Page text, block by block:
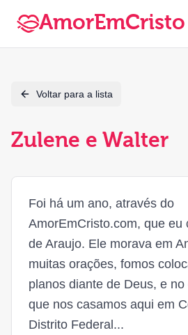
AmorEmCristo
Voltar para a lista
Zulene e Walter
Foi há um ano, através do
AmorEmCristo.com, que eu
de Araujo. Ele morava em
muitas orações, fomos
planos diante de Deus, e
que nos casamos aqui em
Distrito Federal...